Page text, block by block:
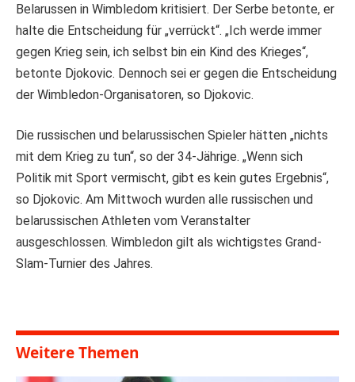
Belarussen in Wimbledom kritisiert. Der Serbe betonte, er
halte die Entscheidung für „verrückt“. „Ich werde immer
gegen Krieg sein, ich selbst bin ein Kind des Krieges“,
betonte Djokovic. Dennoch sei er gegen die Entscheidung
der Wimbledon-Organisatoren, so Djokovic.
Die russischen und belarussischen Spieler hätten „nichts
mit dem Krieg zu tun“, so der 34-Jährige. „Wenn sich
Politik mit Sport vermischt, gibt es kein gutes Ergebnis“,
so Djokovic. Am Mittwoch wurden alle russischen und
belarussischen Athleten vom Veranstalter
ausgeschlossen. Wimbledon gilt als wichtigstes Grand-
Slam-Turnier des Jahres.
Weitere Themen